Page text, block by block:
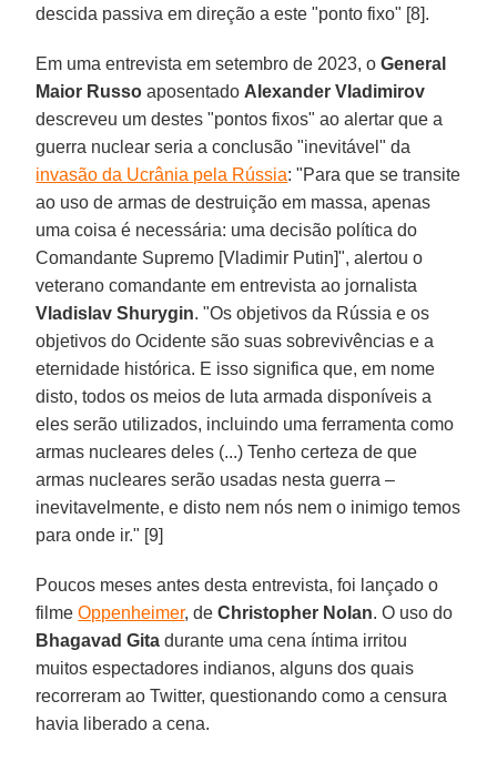
descida passiva em direção a este "ponto fixo" [8].
Em uma entrevista em setembro de 2023, oGeneral
Maior Russo aposentado Alexander Vladimirov
descreveu um destes "pontos fixos" ao alertar que a
guerra nuclear seria a conclusão "inevitável" da
invasão da Ucrânia pela Rússia: "Para que se transite
ao uso de armas de destruição em massa, apenas
uma coisa é necessária: uma decisão política do
Comandante Supremo [Vladimir Putin]", alertou o
veterano comandante em entrevista ao jornalista
Vladislav Shurygin. "Os objetivos da Rússia e os
objetivos do Ocidente são suas sobrevivências e a
eternidade histórica. E isso significa que, em nome
disto, todos os meios de luta armada disponíveis a
eles serão utilizados, incluindo uma ferramenta como
armas nucleares deles (...) Tenho certeza de que
armas nucleares serão usadas nesta guerra –
inevitavelmente, e disto nem nós nem o inimigo temos
para onde ir." [9]
Poucos meses antes desta entrevista, foi lançado o
filmeOppenheimer, deChristopher Nolan. O uso do
Bhagavad Gita durante uma cena íntima irritou
muitos espectadores indianos, alguns dos quais
recorreram ao Twitter, questionando como a censura
havia liberado a cena.